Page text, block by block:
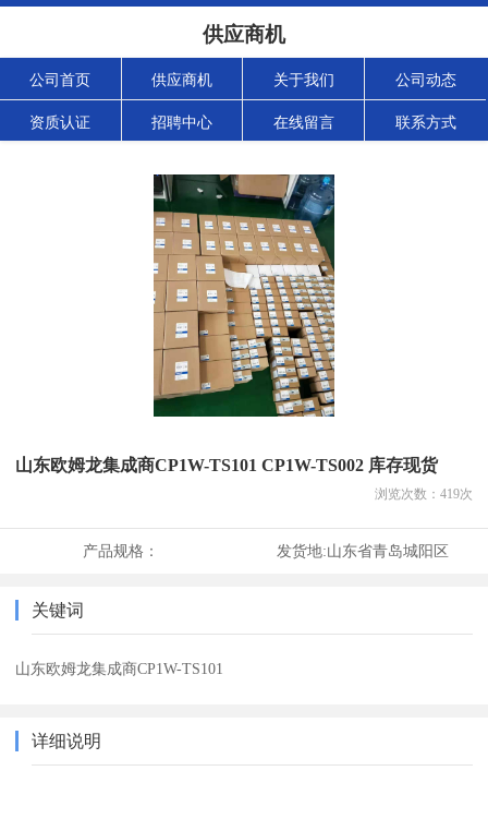
供应商机
公司首页 供应商机 关于我们 公司动态
资质认证 招聘中心 在线留言 联系方式
山东欧姆龙集成商CP1W-TS101 CP1W-TS002 库存现货
浏览次数： 419次
产品规格： 发货地:山东省青岛城阳区
关键词
山东欧姆龙集成商CP1W-TS101
详细说明